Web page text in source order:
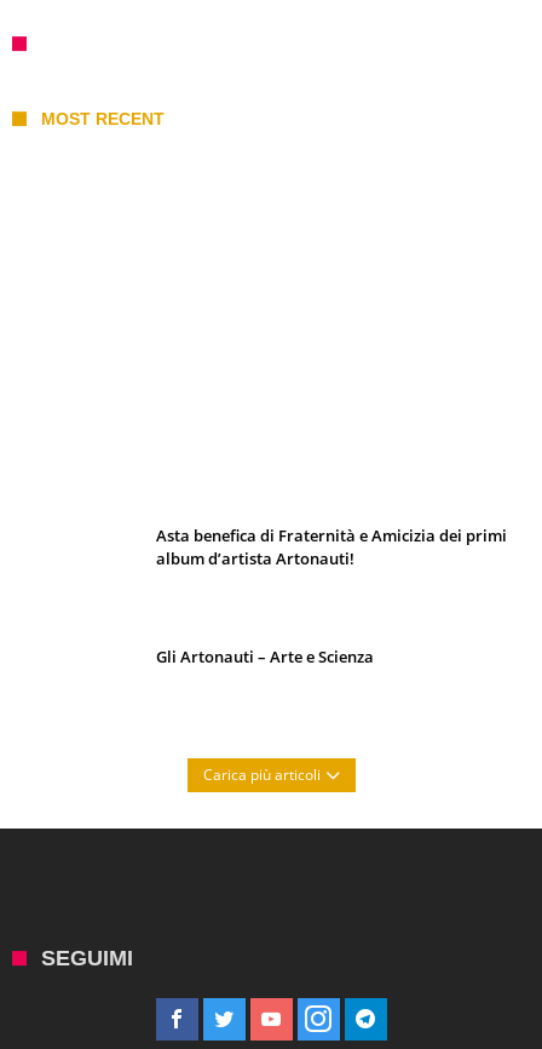
MOST RECENT
Asta benefica di Fraternità e Amicizia dei primi
album d’artista Artonauti!
Gli Artonauti – Arte e Scienza
Carica più articoli
SEGUIMI